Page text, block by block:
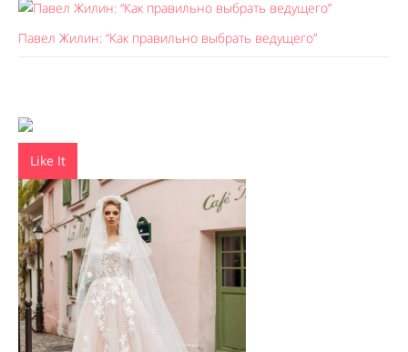
Павел Жилин: “Как правильно выбрать ведущего”
Like It